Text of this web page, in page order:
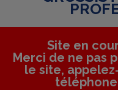
Site en
Merci de ne pas
le site,
téléphone